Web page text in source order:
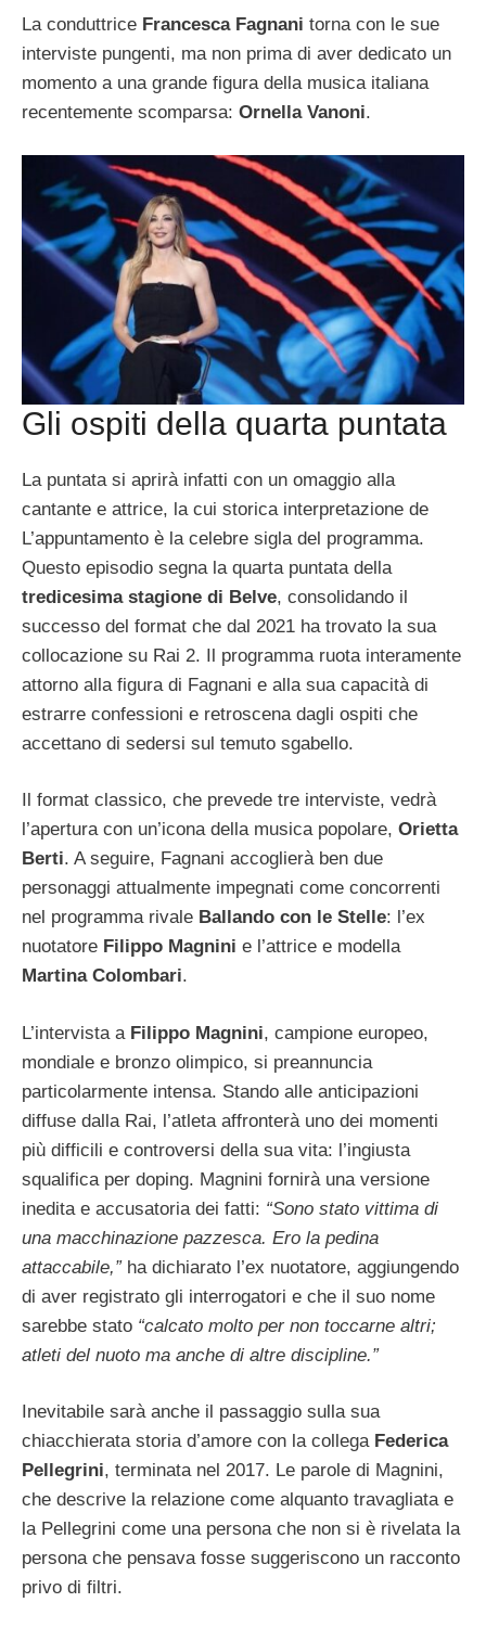
La conduttrice Francesca Fagnani torna con le sue
interviste pungenti, ma non prima di aver dedicato un
momento a una grande figura della musica italiana
recentemente scomparsa: Ornella Vanoni.
Gli ospiti della quarta puntata
La puntata si aprirà infatti con un omaggio alla
cantante e attrice, la cui storica interpretazione de
L’appuntamento è la celebre sigla del programma.
Questo episodio segna la quarta puntata della
tredicesima stagione di Belve, consolidando il
successo del format che dal 2021 ha trovato la sua
collocazione su Rai 2. Il programma ruota interamente
attorno alla figura di Fagnani e alla sua capacità di
estrarre confessioni e retroscena dagli ospiti che
accettano di sedersi sul temuto sgabello.
Il format classico, che prevede tre interviste, vedrà
l’apertura con un’icona della musica popolare, Orietta
Berti. A seguire, Fagnani accoglierà ben due
personaggi attualmente impegnati come concorrenti
nel programma rivale Ballando con le Stelle: l’ex
nuotatore Filippo Magnini e l’attrice e modella
Martina Colombari.
L’intervista a Filippo Magnini, campione europeo,
mondiale e bronzo olimpico, si preannuncia
particolarmente intensa. Stando alle anticipazioni
diffuse dalla Rai, l’atleta affronterà uno dei momenti
più difficili e controversi della sua vita: l’ingiusta
squalifica per doping. Magnini fornirà una versione
inedita e accusatoria dei fatti: “Sono stato vittima di
una macchinazione pazzesca. Ero la pedina
attaccabile,”ha dichiarato l’ex nuotatore, aggiungendo
di aver registrato gli interrogatori e che il suo nome
sarebbe stato “calcato molto per non toccarne altri;
atleti del nuoto ma anche di altre discipline.”
Inevitabile sarà anche il passaggio sulla sua
chiacchierata storia d’amore con la collega Federica
Pellegrini, terminata nel 2017. Le parole di Magnini,
che descrive la relazione come alquanto travagliata e
la Pellegrini come una persona che non si è rivelata la
persona che pensava fosse suggeriscono un racconto
privo di filtri.